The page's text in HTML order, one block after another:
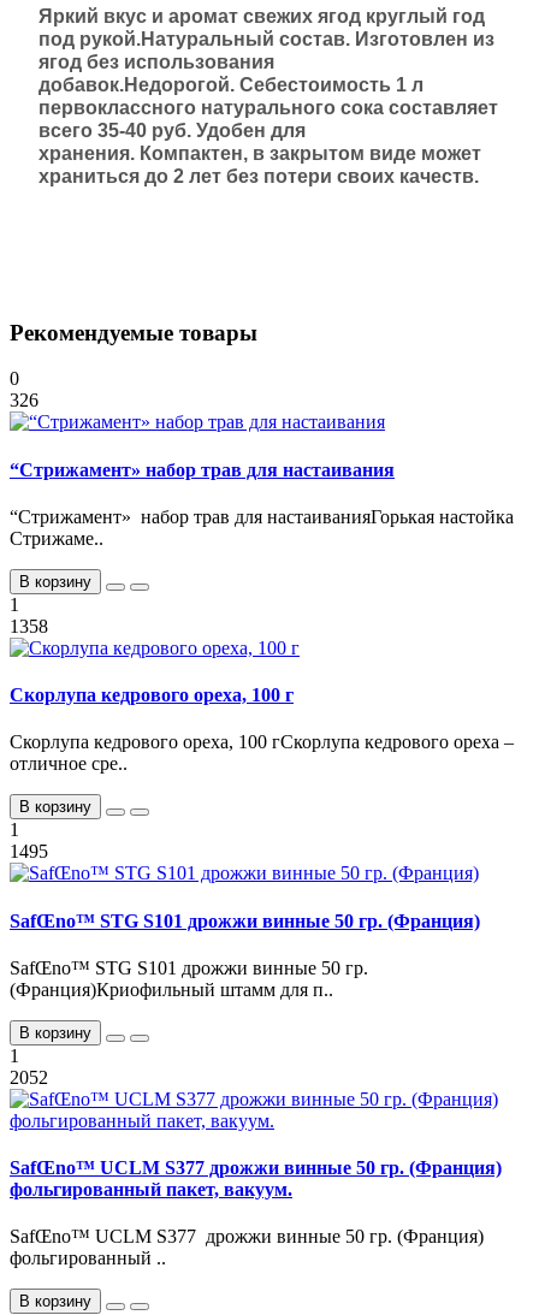
Яркий вкус и аромат свежих ягод круглый год
под рукой.Натуральный состав. Изготовлен из
ягод без использования
добавок.Недорогой. Себестоимость 1 л
первоклассного натурального сока составляет
всего 35-40 руб. Удобен для
хранения. Компактен, в закрытом виде может
храниться до 2 лет без потери своих качеств.
Рекомендуемые товары
0
326
“Стрижамент» набор трав для настаивания
“Стрижамент» набор трав для настаиванияГорькая настойка
Стрижаме..
В корзину
1
1358
Скорлупа кедрового ореха, 100 г
Скорлупа кедрового ореха, 100 гСкорлупа кедрового ореха –
отличное сре..
В корзину
1
1495
SafŒno™ STG S101 дрожжи винные 50 гр. (Франция)
SafŒno™ STG S101 дрожжи винные 50 гр.
(Франция)Криофильный штамм для п..
В корзину
1
2052
SafŒno™ UCLM S377 дрожжи винные 50 гр. (Франция)
фольгированный пакет, вакуум.
SafŒno™ UCLM S377 дрожжи винные 50 гр. (Франция)
фольгированный ..
В корзину